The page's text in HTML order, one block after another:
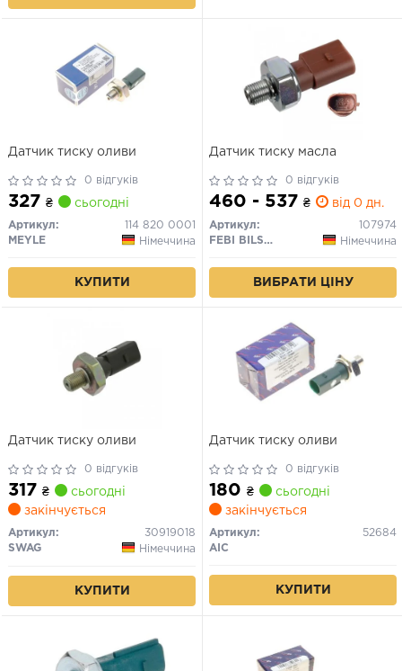
Датчик тиску оливи
0 відгуків
327 ₴ сьогодні
Артикул:
114 820 0001
MEYLE
Німеччина
КУПИТИ
Датчик тиску масла
0 відгуків
460 - 537 ₴ від 0 дн.
Артикул:
107974
FEBI BILSTEIN
Німеччина
ВИБРАТИ ЦІНУ
Датчик тиску оливи
0 відгуків
317 ₴
сьогодні
закінчується
Артикул:
30919018
SWAG
Німеччина
КУПИТИ
Датчик тиску оливи
0 відгуків
180 ₴
сьогодні
закінчується
Артикул:
52684
AIC
КУПИТИ